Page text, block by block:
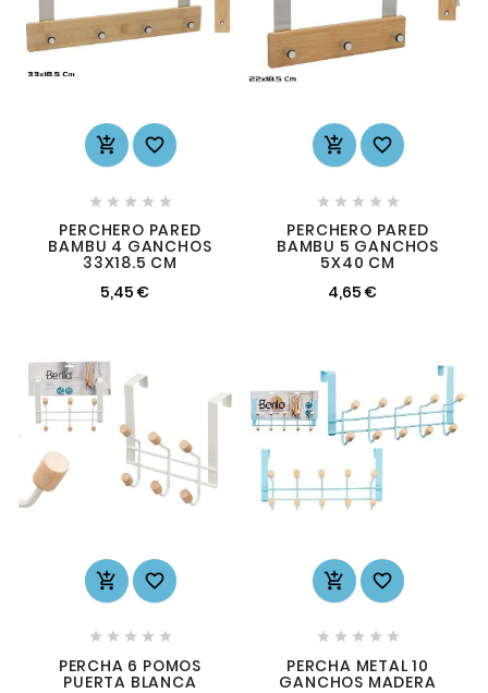
 
    
PERCHERO PARED
BAMBU 4 GANCHOS
33X18.5 CM
5,45 €
 
    
PERCHERO PARED
BAMBU 5 GANCHOS
5X40 CM
4,65 €
 
    
PERCHA 6 POMOS
PUERTA BLANCA
 
    
PERCHA METAL 10
GANCHOS MADERA